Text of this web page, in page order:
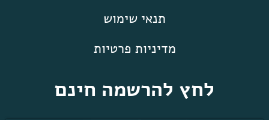
תנאי שימוש
מדיניות פרטיות
לחץ להרשמה חינם